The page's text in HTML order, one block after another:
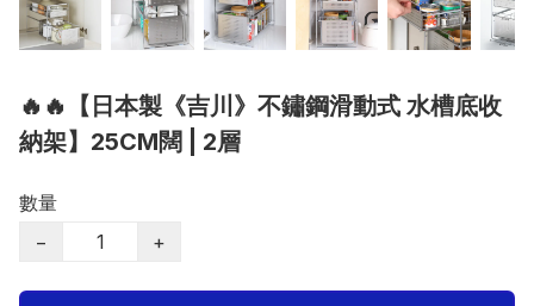
🔥🔥【日本製《吉川》不鏽鋼滑動式 水槽底收
納架】25CM闊 | 2層
數量
−
+